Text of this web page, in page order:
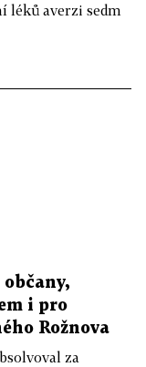
léků averzi sedm
i pro
Rožnova
za